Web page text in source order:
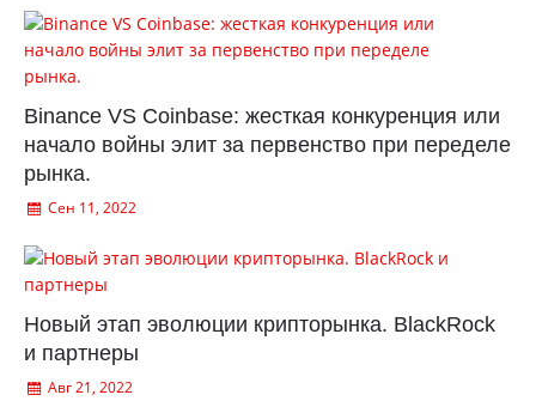
Binance VS Coinbase: жесткая конкуренция или
начало войны элит за первенство при переделе
рынка.
Сен 11, 2022
Новый этап эволюции крипторынка. BlackRock
и партнеры
Авг 21, 2022